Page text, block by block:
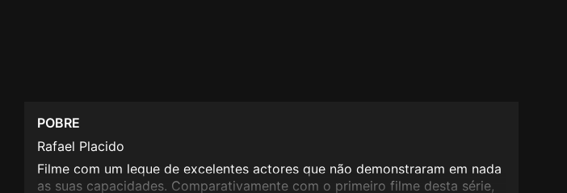
POBRE
Rafael Placido
Filme com um leque de excelentes actores que não demonstraram em nada
as suas capacidades. Comparativamente com o primeiro filme desta série,